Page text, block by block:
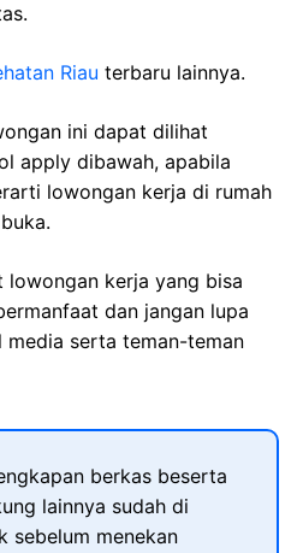
Riau terbaru lainnya.
ini dapat dilihat
apply dibawah, apabila
lowongan kerja di rumah
lowongan kerja yang bisa
dan jangan lupa
media serta teman-teman
berkas beserta
lainnya sudah di
sebelum menekan